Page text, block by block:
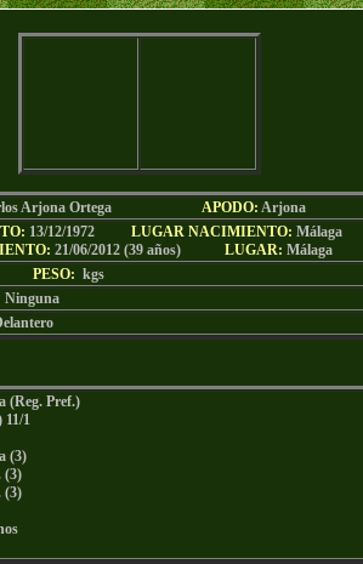
Arjona Ortega APODO: Arjona
13/12/1972 LUGAR NACIMIENTO: Málaga
21/06/2012 (39 años) LUGAR: Málaga
PESO: kgs
Ninguna
(Reg. Pref.)
11/1
(3)
(3)
(3)